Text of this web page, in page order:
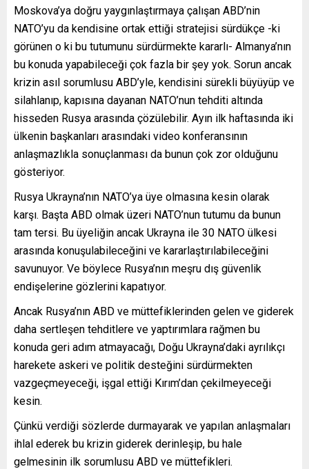
Moskova’ya doğru yaygınlaştırmaya çalışan ABD’nin
NATO’yu da kendisine ortak ettiği stratejisi sürdükçe -ki
görünen o ki bu tutumunu sürdürmekte kararlı- Almanya’nın
bu konuda yapabileceği çok fazla bir şey yok. Sorun ancak
krizin asıl sorumlusu ABD’yle, kendisini sürekli büyüyüp ve
silahlanıp, kapısına dayanan NATO’nun tehditi altında
hisseden Rusya arasında çözülebilir. Ayın ilk haftasında iki
ülkenin başkanları arasındaki video konferansının
anlaşmazlıkla sonuçlanması da bunun çok zor olduğunu
gösteriyor.
Rusya Ukrayna’nın NATO’ya üye olmasına kesin olarak
karşı. Başta ABD olmak üzeri NATO’nun tutumu da bunun
tam tersi. Bu üyeliğin ancak Ukrayna ile 30 NATO ülkesi
arasında konuşulabileceğini ve kararlaştırılabileceğini
savunuyor. Ve böylece Rusya’nın meşru dış güvenlik
endişelerine gözlerini kapatıyor.
Ancak Rusya’nın ABD ve müttefiklerinden gelen ve giderek
daha sertleşen tehditlere ve yaptırımlara rağmen bu
konuda geri adım atmayacağı, Doğu Ukrayna’daki ayrılıkçı
harekete askeri ve politik desteğini sürdürmekten
vazgeçmeyeceği, işgal ettiği Kırım’dan çekilmeyeceği
kesin.
Çünkü verdiği sözlerde durmayarak ve yapılan anlaşmaları
ihlal ederek bu krizin giderek derinleşip, bu hale
gelmesinin ilk sorumlusu ABD ve müttefikleri.